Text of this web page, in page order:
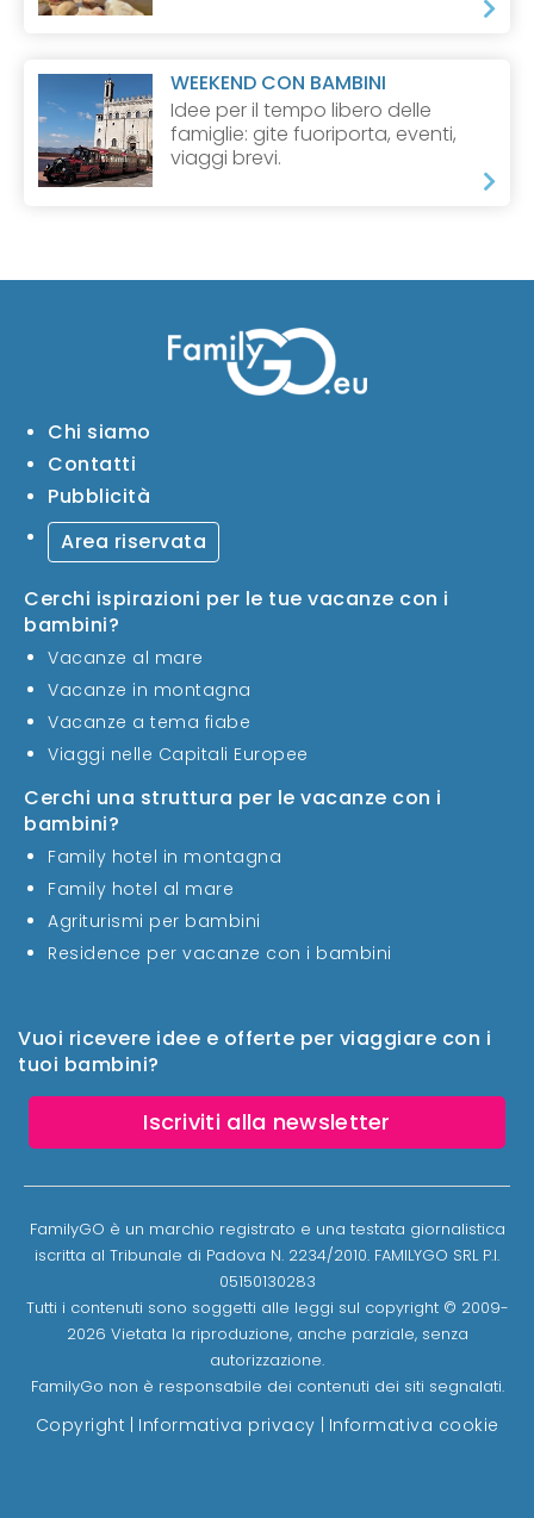
WEEKEND CON BAMBINI
Idee per il tempo libero delle
famiglie: gite fuoriporta, eventi,
viaggi brevi.
Vuoi ricevere idee e offerte per viaggiare con i
tuoi bambini?
Iscriviti alla newsletter
Chi siamo
Contatti
Pubblicità
Area riservata
Cerchi ispirazioni per le tue vacanze con i
bambini?
Vacanze al mare
Vacanze in montagna
Vacanze a tema fiabe
Viaggi nelle Capitali Europee
Cerchi una struttura per le vacanze con i
bambini?
Family hotel in montagna
Family hotel al mare
Agriturismi per bambini
Residence per vacanze con i bambini
FamilyGO è un marchio registrato e una testata giornalistica
iscritta al Tribunale di Padova N. 2234/2010. FAMILYGO SRL P.I.
05150130283
Tutti i contenuti sono soggetti alle leggi sul copyright © 2009-
2026 Vietata la riproduzione, anche parziale, senza
autorizzazione.
FamilyGo non è responsabile dei contenuti dei siti segnalati.
Copyright | Informativa privacy | Informativa cookie